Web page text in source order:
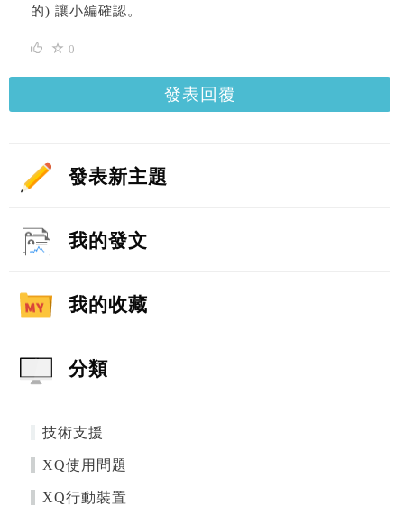
的) 讓小編確認。
0
發表回覆
發表新主題
我的發文
我的收藏
分類
技術支援
XQ使用問題
XQ行動裝置